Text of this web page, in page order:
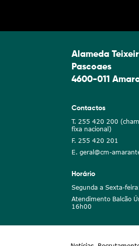
Alameda
Pascoaes
4600-011
Contactos
T. 255 420 200
fixa nacional)
F. 255 420 201
E. geral@cm-
Horário
Segunda a Sexta-
Atendimento Balcão
16h00